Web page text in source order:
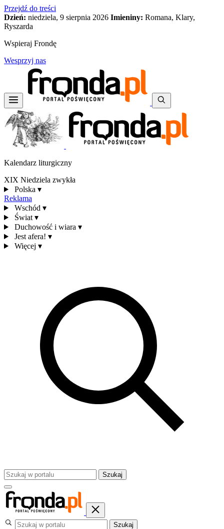
Przejdź do treści
Dzień: niedziela, 9 sierpnia 2026 Imieniny: Romana, Klary,
Ryszarda
Wspieraj Frondę
Wesprzyj nas
Kalendarz liturgiczny
XIX Niedziela zwykła
Polska ▾
Reklama
Wschód ▾
Świat ▾
Duchowość i wiara ▾
Jest afera! ▾
Więcej ▾
Szukaj
Szukaj